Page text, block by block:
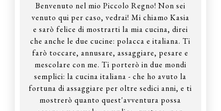
Benvenuto nel mio Piccolo Regno! Non sei
venuto qui per caso, vedrai! Mi chiamo Kasia
e sarò felice di mostrarti la mia cucina, direi
che anche le due cucine: polacca e italiana. Ti
farò toccare, annusare, assaggiare, pesare e
mescolare con me. Ti porterò in due mondi
semplici: la cucina italiana - che ho avuto la
fortuna di assaggiare per oltre sedici anni, e ti
mostrerò quanto quest'avventura possa